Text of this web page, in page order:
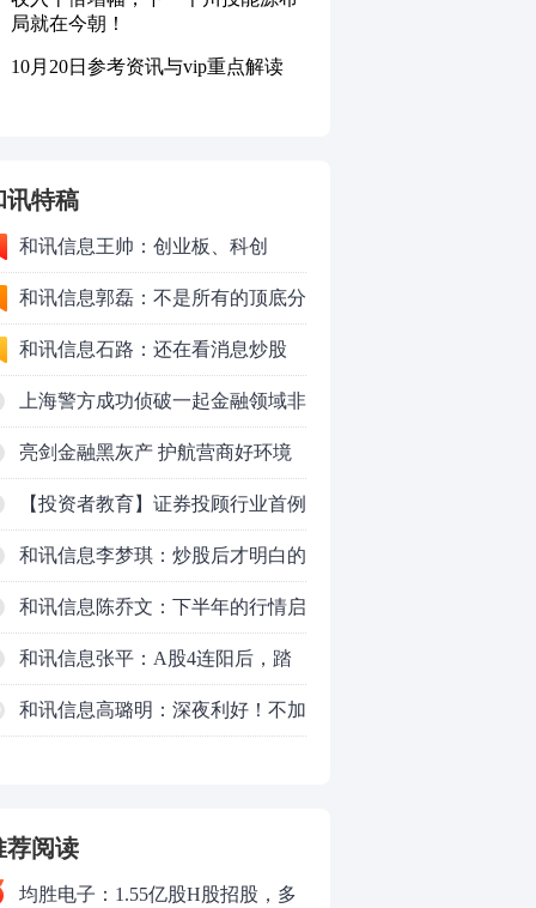
讯特稿
和讯信息王帅：创业板、科创
50VS银行，底部区间与顶部区间
和讯信息郭磊：不是所有的顶底分
型都是顶底！
和讯信息石路：还在看消息炒股
吗？
上海警方成功侦破一起金融领域非
法代理维权敲诈勒索案件
亮剑金融黑灰产 护航营商好环境
——上海普陀严打“代理维权”敲诈
犯罪、筑牢金融法治屏障
【投资者教育】证券投顾行业首例
以敲诈勒索罪定罪的非法代理维权
案二审宣判，主犯获刑五年
和讯信息李梦琪：炒股后才明白的
九个人生道理
和讯信息陈乔文：下半年的行情启
动了
和讯信息张平：A股4连阳后，踏
空怎么办？结构性回补！
和讯信息高璐明：深夜利好！不加
荐阅读
均胜电子：1.55亿股H股招股，多